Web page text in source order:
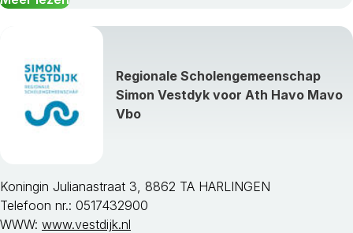
Regionale Scholengemeenschap
Simon Vestdyk voor Ath Havo Mavo
Vbo
Koningin Julianastraat 3, 8862 TA HARLINGEN
Telefoon nr.: 0517432900
WWW: www.vestdijk.nl